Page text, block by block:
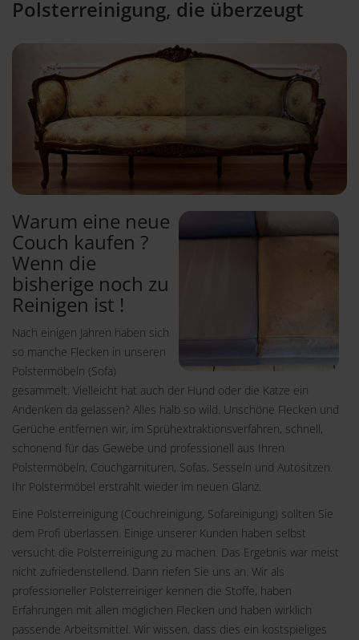
Polsterreinigung, die überzeugt
Warum eine neue
Couch kaufen ?
Wenn die
bisherige noch zu
Reinigen ist !
Nach einigen Jahren haben sich
so manche Flecken in unseren
Polstermöbeln (Sofa)
gesammelt. Vielleicht hat auch der Hund oder die Katze ein
Andenken da gelassen? Alles halb so wild. Unschöne Flecken und
Gerüche entfernen wir, im Sprühextraktionsverfahren, schnell,
schonend für das Gewebe und professionell aus Ihren
Polstermöbeln, Couchgarnituren, Sofas, Sesseln und Autositzen.
Ihr Polstermöbel erstrahlt wieder im neuen Glanz.
Eine Polsterreinigung (Couchreinigung, Sofareinigung) sollten Sie
dem Profi überlassen. Einige unserer Kunden haben selbst
versucht die Polsterreinigung zu machen. Das Ergebnis war meist
nicht zufriedenstellend. Dann riefen Sie uns an. Wir als
professioneller Polsterreiniger kennen die Stoffe, haben
Erfahrungen mit allen möglichen Flecken und haben wirklich
passende Arbeitsmittel. Wir wissen, dass dies ein kostspieliges